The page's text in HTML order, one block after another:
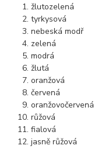
žlutozelená
tyrkysová
nebeská modř
zelená
modrá
žlutá
oranžová
červená
oranžovočervená
růžová
fialová
jasně růžová